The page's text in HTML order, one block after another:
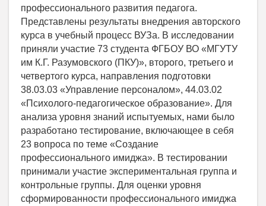
профессионального развития педагога.
Представлены результаты внедрения авторского
курса в учебный процесс ВУЗа. В исследовании
приняли участие 73 студента ФГБОУ ВО «МГУТУ
им К.Г. Разумовского (ПКУ)», второго, третьего и
четвертого курса, направления подготовки
38.03.03 «Управление персоналом», 44.03.02
«Психолого-педагогическое образование». Для
анализа уровня знаний испытуемых, нами было
разработано тестирование, включающее в себя
23 вопроса по теме «Создание
профессионального имиджа». В тестировании
принимали участие экспериментальная группа и
контрольные группы. Для оценки уровня
сформированности профессионального имиджа